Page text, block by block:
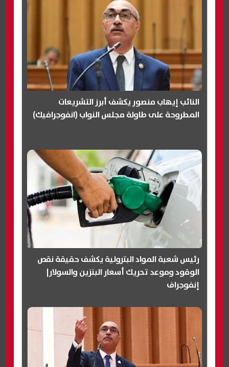
النائب إيهاب منصور يكشف أبرز التشريعات
المطروحة على طاولة مجلس النواب (انفوجرافيك)
رئيس شعبة المواد البترولية يكشف حقيقة نقص
الوقود وموعد تحريك أسعار البنزين والسولار|
إنفوجراف